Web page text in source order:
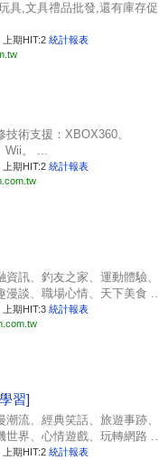
具,文具禮品批發,還有庫存促
上期HIT:2 統計報表
術支援：XBOX360、
Wii。 ...
上期HIT:2 統計報表
資訊、釣友之家、運動體驗、
漫談、職場心情、天下美食
上期HIT:3 統計報表
習]
潮流、經典笑話、旅遊事跡、
世界、心情遊戲、玩轉網路
上期HIT:2 統計報表